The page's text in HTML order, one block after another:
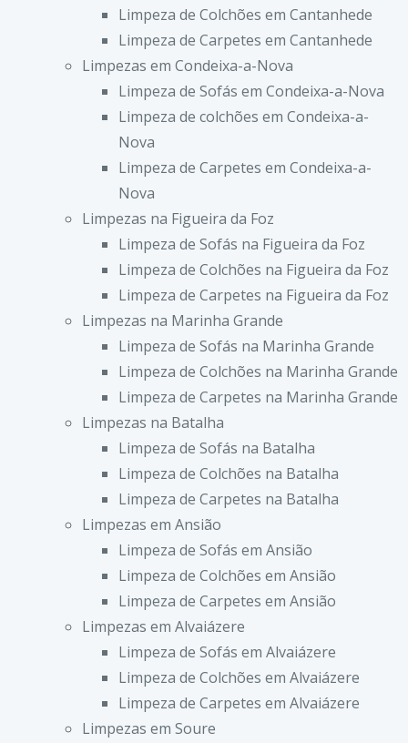
Limpeza de Colchões em Cantanhede
Limpeza de Carpetes em Cantanhede
Limpezas em Condeixa-a-Nova
Limpeza de Sofás em Condeixa-a-Nova
Limpeza de colchões em Condeixa-a-
Nova
Limpeza de Carpetes em Condeixa-a-
Nova
Limpezas na Figueira da Foz
Limpeza de Sofás na Figueira da Foz
Limpeza de Colchões na Figueira da Foz
Limpeza de Carpetes na Figueira da Foz
Limpezas na Marinha Grande
Limpeza de Sofás na Marinha Grande
Limpeza de Colchões na Marinha Grande
Limpeza de Carpetes na Marinha Grande
Limpezas na Batalha
Limpeza de Sofás na Batalha
Limpeza de Colchões na Batalha
Limpeza de Carpetes na Batalha
Limpezas em Ansião
Limpeza de Sofás em Ansião
Limpeza de Colchões em Ansião
Limpeza de Carpetes em Ansião
Limpezas em Alvaiázere
Limpeza de Sofás em Alvaiázere
Limpeza de Colchões em Alvaiázere
Limpeza de Carpetes em Alvaiázere
Limpezas em Soure